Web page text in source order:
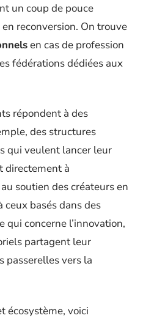
un coup de pouce
reconversion. On trouve
en cas de profession
fédérations dédiées aux
répondent à des
des structures
qui veulent lancer leur
directement à
soutien des créateurs en
basés dans des
qui concerne l’innovation,
partagent leur
passerelles vers la
écosystème, voici